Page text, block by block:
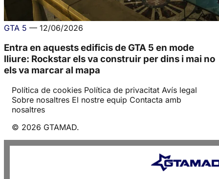
GTA 5 — 12/06/2026
Entra en aquests edificis de GTA 5 en mode
lliure: Rockstar els va construir per dins i mai no
els va marcar al mapa
Política de cookies Política de privacitat Avís legal
Sobre nosaltres El nostre equip Contacta amb
nosaltres
© 2026 GTAMAD.